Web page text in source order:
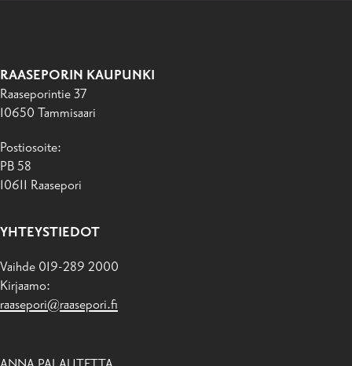
RAASEPORIN KAUPUNKI
Raaseporintie 37
10650 Tammisaari
Postiosoite:
PB 58
10611 Raasepori
YHTEYSTIEDOT
Vaihde 019-289 2000
Kirjaamo:
raasepori@raasepori.fi